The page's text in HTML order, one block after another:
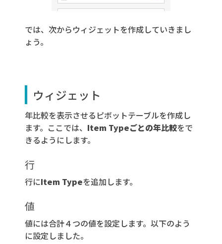
では、次からウィジェットを作成していきまし
ょう。
ウィジェット
年比較を表示させるピボットテーブルを作成し
ます。ここでは、 Item Typeごとの年比較をで
きるようにします。
行
行にItem Typeを追加します。
値
値には合計４つの値を設定します。以下のよう
に設定しました。